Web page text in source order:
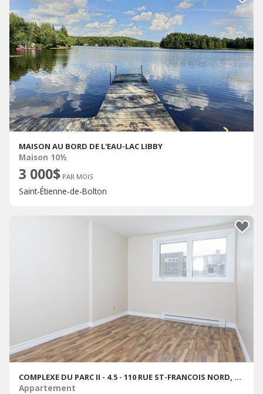
MAISON AU BORD DE L'EAU-LAC LIBBY
Maison 10½
3 000$ PAR MOIS
Saint-Étienne-de-Bolton
COMPLEXE DU PARC II - 4.5 - 110 RUE ST-FRANCOIS NORD, SHERBROOKE
Appartement